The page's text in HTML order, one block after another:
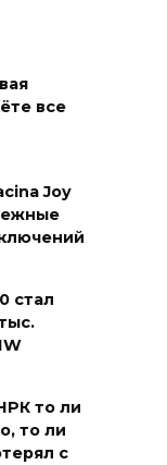
все
Joy
стал
то ли
то ли
с